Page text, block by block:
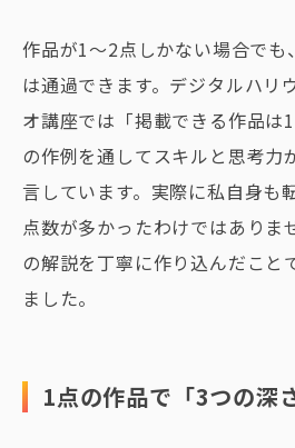
作品が1〜2点しかない場合でも
は通過できます。デジタルハリ
オ講座では「掲載できる作品は
の作例を通してスキルと思考力
言しています。実際に私自身も
点数が多かったわけではありま
の解説を丁寧に作り込んだこと
ました。
1点の作品で「3つの深